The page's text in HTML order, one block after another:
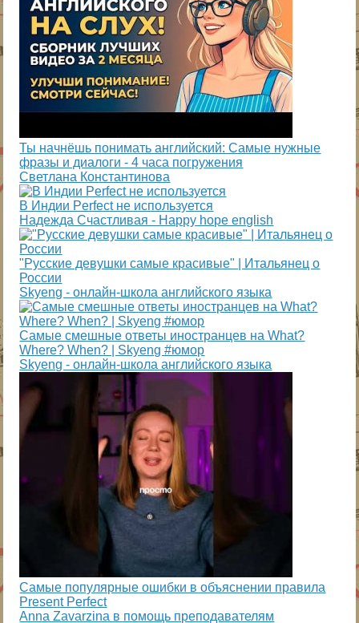
Ты начнёшь понимать английский: Самые нужные
фразы и диалоги - 4 часа погружения
Светлана Константинова
В Индии Perfect не используется
Надежда Cчастливая - Happy hope english
"Русские девушки самые красивые" | Итальянец о
России
Skyeng - онлайн-школа английского языка
Самые смешные ответы иностранцев на What?
Where? When? | Skyeng #юмор
Skyeng - онлайн-школа английского языка
Самые популярные ошибки в объяснении правила
Present Perfect
Anna Zavarzina в помощь преподавателям